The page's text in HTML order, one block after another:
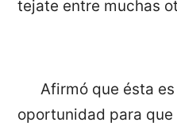
tejate entre muchas
Afirmó que ésta
oportunidad para